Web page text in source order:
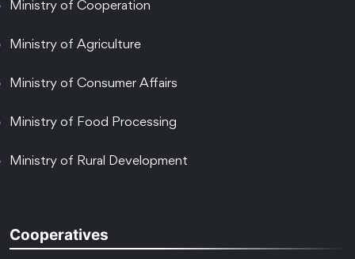
Ministry of Cooperation
Ministry of Agriculture
Ministry of Consumer Affairs
Ministry of Food Processing
Ministry of Rural Development
Cooperatives